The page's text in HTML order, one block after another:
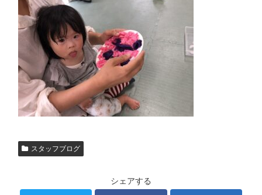
スタッフブログ
シェアする